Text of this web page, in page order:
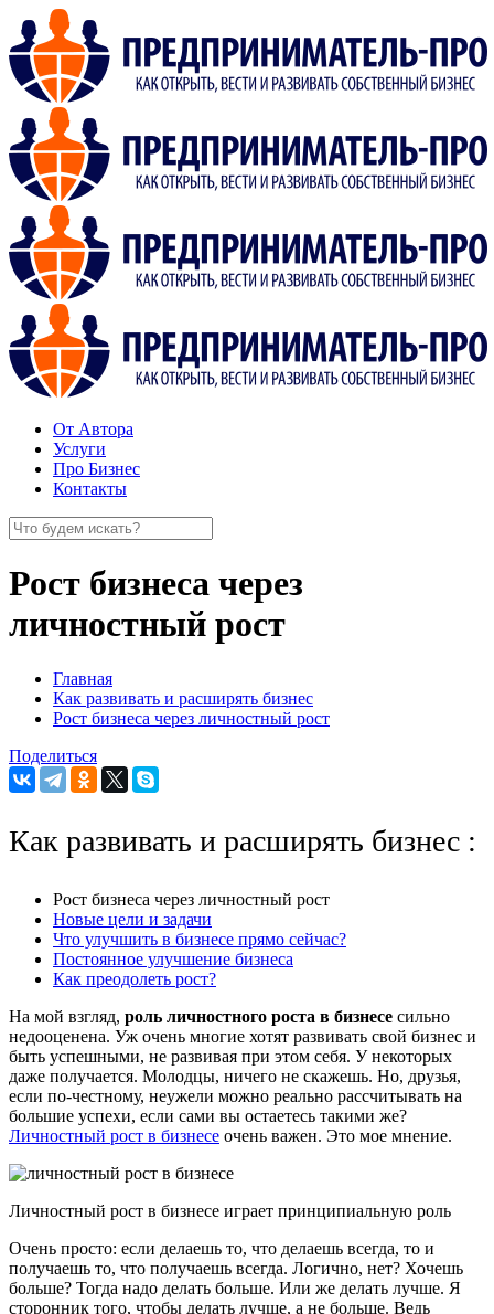
От Автора
Услуги
Про Бизнес
Контакты
Рост бизнеса через
личностный рост
Главная
Как развивать и расширять бизнес
Рост бизнеса через личностный рост
Поделиться
Как развивать и расширять бизнес :
Рост бизнеса через личностный рост
Новые цели и задачи
Что улучшить в бизнесе прямо сейчас?
Постоянное улучшение бизнеса
Как преодолеть рост?
На мой взгляд, роль личностного роста в бизнесе сильно
недооценена. Уж очень многие хотят развивать свой бизнес и
быть успешными, не развивая при этом себя. У некоторых
даже получается. Молодцы, ничего не скажешь. Но, друзья,
если по-честному, неужели можно реально рассчитывать на
большие успехи, если сами вы остаетесь такими же?
Личностный рост в бизнесе очень важен. Это мое мнение.
Личностный рост в бизнесе играет принципиальную роль
Очень просто: если делаешь то, что делаешь всегда, то и
получаешь то, что получаешь всегда. Логично, нет? Хочешь
больше? Тогда надо делать больше. Или же делать лучше. Я
сторонник того, чтобы делать лучше, а не больше. Ведь